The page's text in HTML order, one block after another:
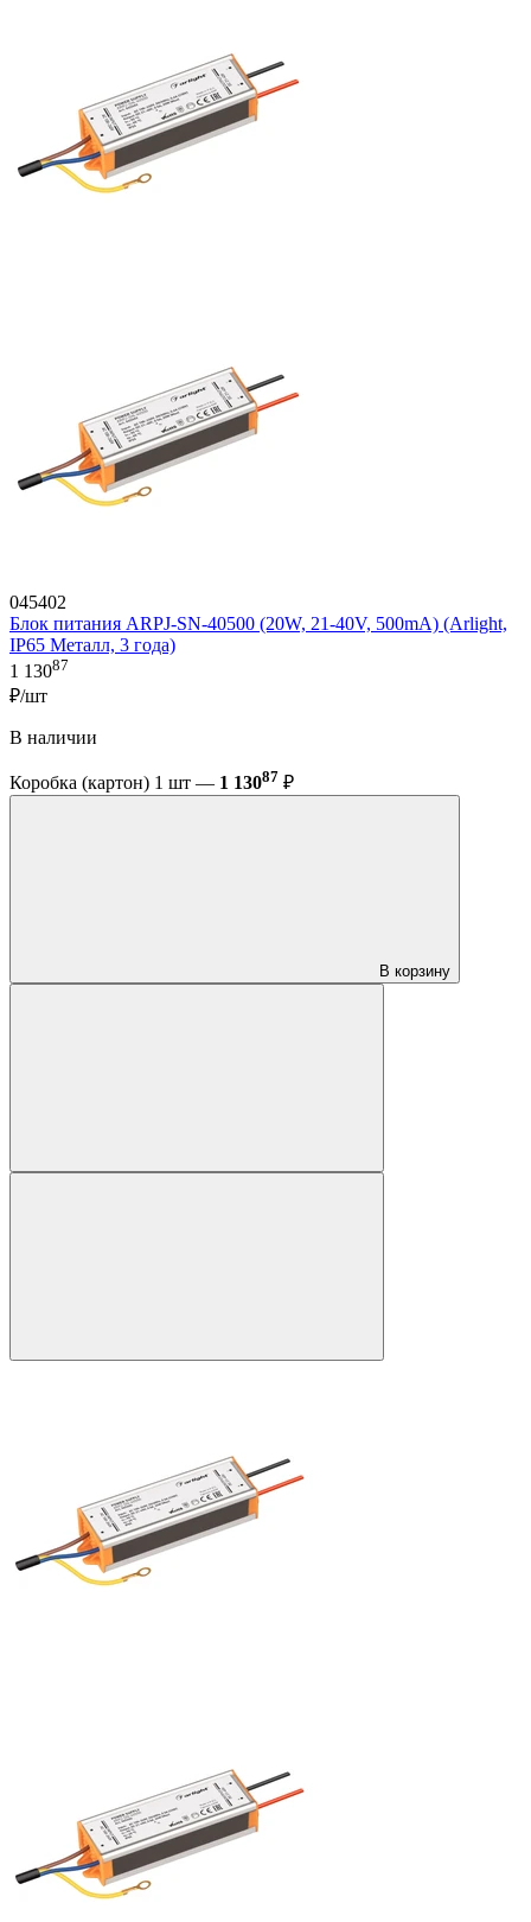
045402
Блок питания ARPJ-SN-40500 (20W, 21-40V, 500mA) (Arlight,
IP65 Металл, 3 года)
1 13087
₽/шт
В наличии
Коробка (картон) 1 шт — 1 13087 ₽
В корзину